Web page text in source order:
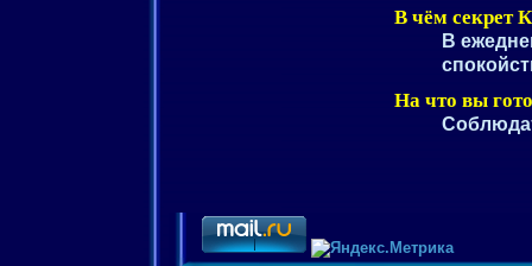
В чём секрет
В
На что вы